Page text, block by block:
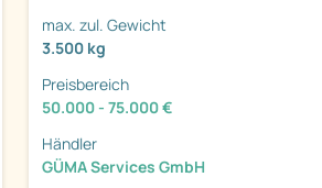
max. zul. Gewicht
3.500 kg
Preisbereich
50.000 - 75.000 €
Händler
GÜMA Services GmbH